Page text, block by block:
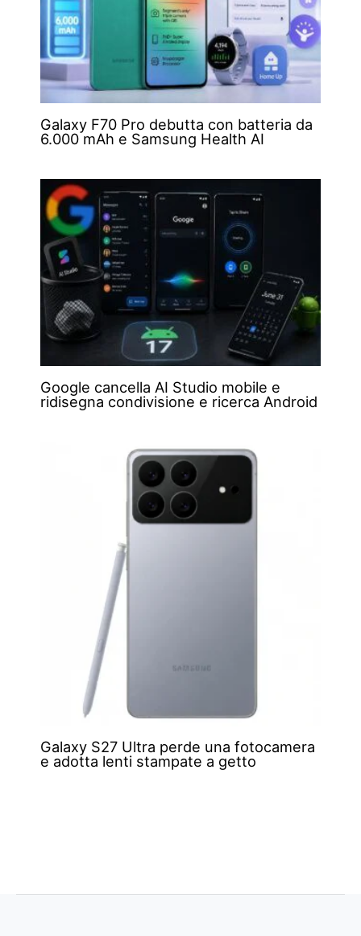
Galaxy F70 Pro debutta con batteria da
6.000 mAh e Samsung Health AI
Google cancella AI Studio mobile e
ridisegna condivisione e ricerca Android
Galaxy S27 Ultra perde una fotocamera
e adotta lenti stampate a getto